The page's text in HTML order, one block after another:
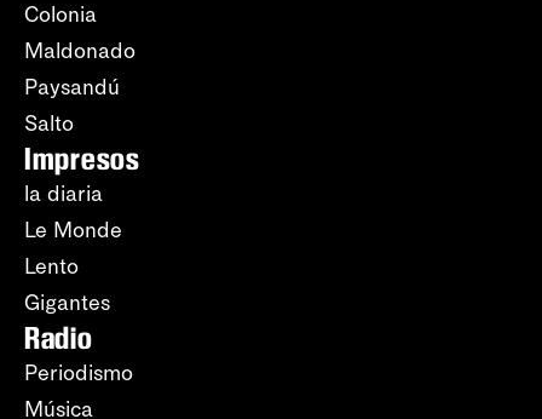
Colonia
Maldonado
Paysandú
Salto
Impresos
la diaria
Le Monde
Lento
Gigantes
Radio
Periodismo
Música